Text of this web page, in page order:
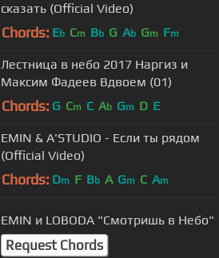
сказать (Official Video)
Chords: Eb Cm Bb G Ab Gm Fm
Лестница в небо 2017 Наргиз и
Максим Фадеев Вдвоем (01)
Chords: G Cm C Ab Gm D E
EMIN & A'STUDIO - Если ты рядом
(Official Video)
Chords: Dm F Bb A Gm C Am
EMIN и LOBODA "Смотришь в Небо"
Request Chords